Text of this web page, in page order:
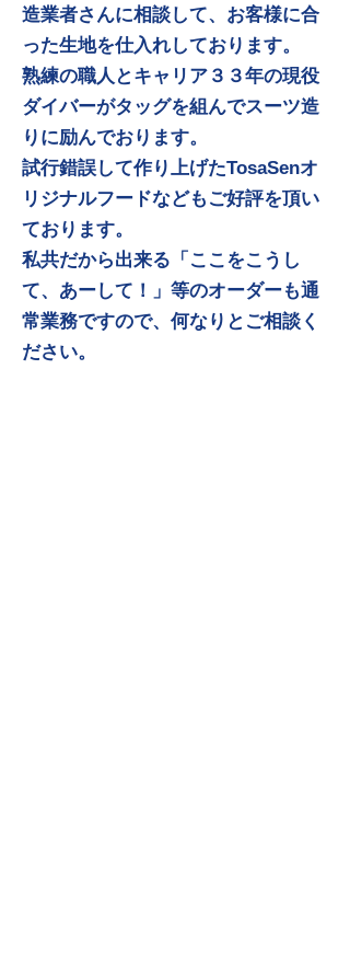
造業者さんに相談して、お客様に合
った生地を仕入れしております。
熟練の職人とキャリア３３年の現役
ダイバーがタッグを組んでスーツ造
りに励んでおります。
試行錯誤して作り上げたTosaSenオ
リジナルフードなどもご好評を頂い
ております。
私共だから出来る「ここをこうし
て、あーして！」等のオーダーも通
常業務ですので、何なりとご相談く
ださい。